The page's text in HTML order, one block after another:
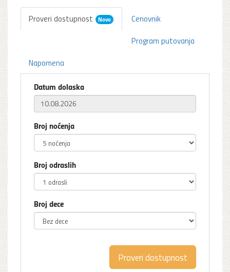
Proveri dostupnost Novo
Cenovnik
Program putovanja
Napomena
Datum dolaska
Broj noćenja
Broj odraslih
Broj dece